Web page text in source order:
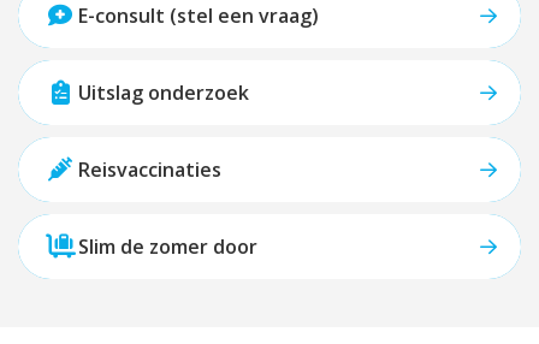
E-consult (stel een vraag)
Uitslag onderzoek
Reisvaccinaties
Slim de zomer door